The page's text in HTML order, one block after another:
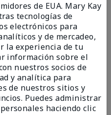
a un amigo
útil esta
de EUA. Mary Kay
tecnologías de
electrónicos para
y de mercadeo,
la experiencia de tu
información sobre el
nuestros socios de
y analítica para
de nuestros sitios y
Puedes administrar
haciendo clic